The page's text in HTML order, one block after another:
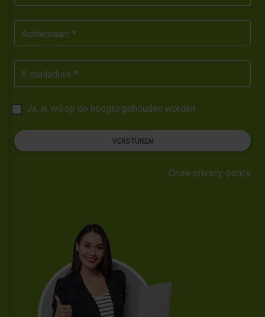
Achternaam *
E-mailadres *
Ja, ik wil op de hoogte gehouden worden
VERSTUREN
Onze privacy-policy